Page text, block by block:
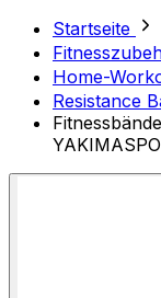
Startseite
Home-
Resistance